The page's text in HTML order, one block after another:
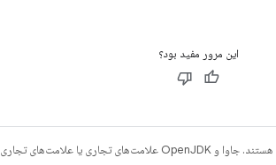
این مرور مفید بود؟
هستند. جاوا و OpenJDK علامت‌های تجاری یا علامت‌های تجاری ثبت‌شده Oracle و/یا وابسته‌های آن هستند.